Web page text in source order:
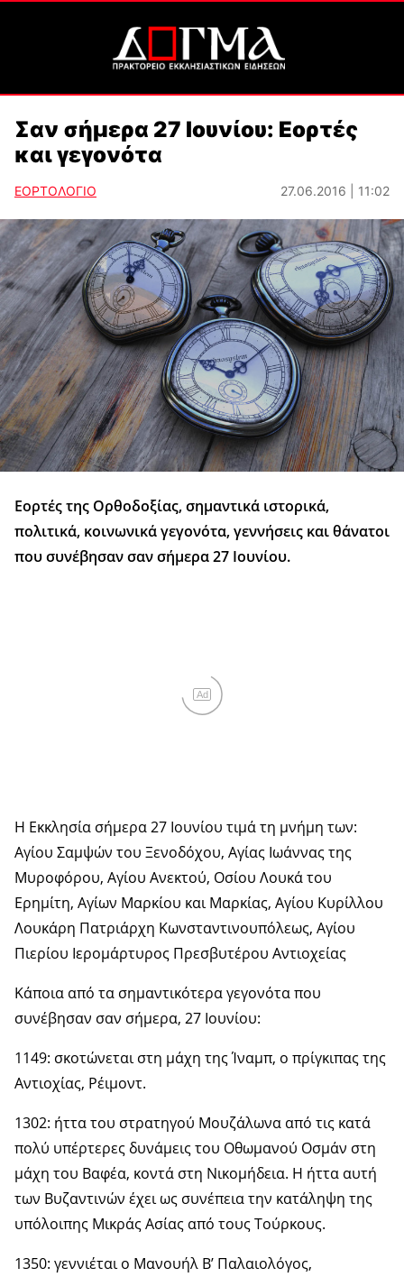
Σαν σήμερα 27 Ιουνίου: Εορτές
και γεγονότα
ΕΟΡΤΟΛΟΓΙΟ 27.06.2016 | 11:02
Εορτές της Ορθοδοξίας, σημαντικά ιστορικά,
πολιτικά, κοινωνικά γεγονότα, γεννήσεις και θάνατοι
που συνέβησαν σαν σήμερα 27 Ιουνίου.
Ad
Η Εκκλησία σήμερα 27 Ιουνίου τιμά τη μνήμη των:
Αγίου Σαμψών του Ξενοδόχου, Αγίας Ιωάννας της
Μυροφόρου, Αγίου Ανεκτού, Οσίου Λουκά του
Ερημίτη, Αγίων Μαρκίου και Μαρκίας, Αγίου Κυρίλλου
Λουκάρη Πατριάρχη Κωνσταντινουπόλεως, Αγίου
Πιερίου Ιερομάρτυρος Πρεσβυτέρου Αντιοχείας
Κάποια από τα σημαντικότερα γεγονότα που
συνέβησαν σαν σήμερα, 27 Ιουνίου:
1149: σκοτώνεται στη μάχη της Ίναμπ, ο πρίγκιπας της
Αντιοχίας, Ρέιμοντ.
1302: ήττα του στρατηγού Μουζάλωνα από τις κατά
πολύ υπέρτερες δυνάμεις του Οθωμανού Οσμάν στη
μάχη του Βαφέα, κοντά στη Νικομήδεια. Η ήττα αυτή
των Βυζαντινών έχει ως συνέπεια την κατάληψη της
υπόλοιπης Μικράς Ασίας από τους Τούρκους.
1350: γεννιέται ο Μανουήλ Β’ Παλαιολόγος,